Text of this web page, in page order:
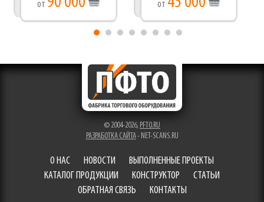
от от
© 2004-2026, PFTO.RU
РАЗРАБОТКА САЙТА- NET-SCANS.RU
О НАС НОВОСТИ
ВЫПОЛНЕННЫЕ ПРОЕКТЫ
КАТАЛОГ ПРОДУКЦИИ
КОНСТРУКТОР
СТАТЬИ
ОБРАТНАЯ СВЯЗЬ
КОНТАКТЫ